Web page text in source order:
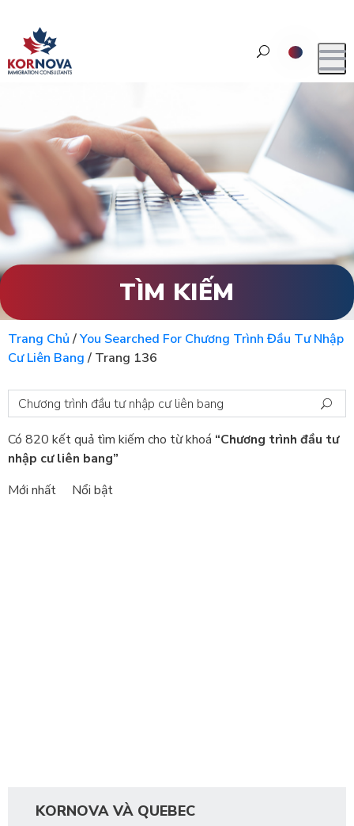
TÌM KIẾM
Trang Chủ/You Searched For Chương Trình Đầu Tư Nhập
Cư Liên Bang/ Trang 136
Có 820 kết quả tìm kiếm cho từ khoá “Chương trình đầu tư
nhập cư liên bang”
Mới nhất
Nổi bật
KORNOVA VÀ QUEBEC